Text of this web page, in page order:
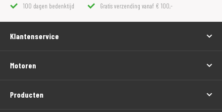
100 dagen bedenktijd Gratis verzending vanaf € 100,-
Klantenservice
Motoren
Producten